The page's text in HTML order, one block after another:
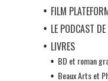
FILM
LE PODCAST
LIVRES
BD et roman
Beaux Arts et